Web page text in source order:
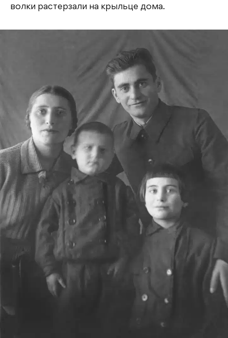
волки растерзали на крыльце дома.